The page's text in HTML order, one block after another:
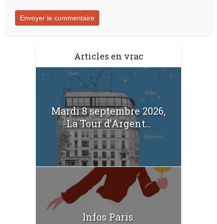
Articles en vrac
Mardi 8 septembre 2026,
La Tour d’Argent...
Infos Paris.